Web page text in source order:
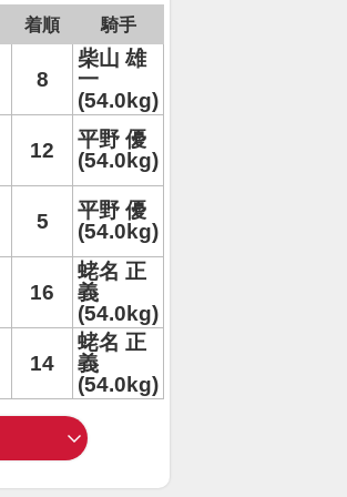
着順 騎手
8
柴山 雄
一
(54.0kg)
12
平野 優
(54.0kg)
5
平野 優
(54.0kg)
16
蛯名 正
義
(54.0kg)
14
蛯名 正
義
(54.0kg)